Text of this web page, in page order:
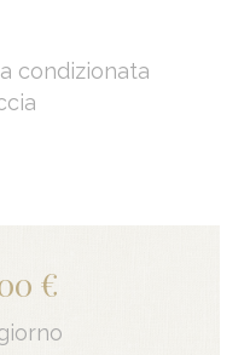
condizionata
€